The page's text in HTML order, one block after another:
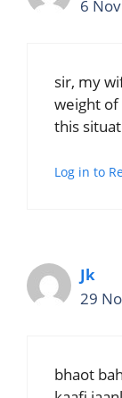
6
sir, my
weight of
this
Log in to
Jk
29
bhaot